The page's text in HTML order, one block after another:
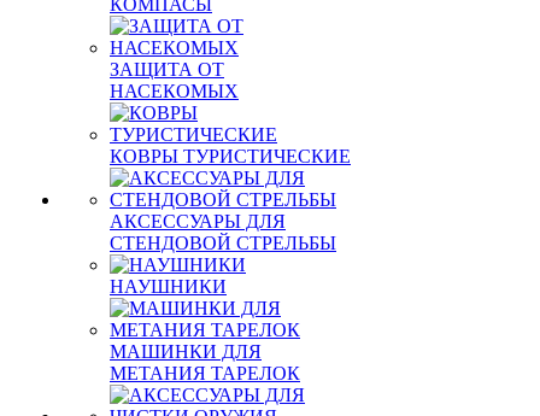
КОМПАСЫ
ЗАЩИТА ОТ
НАСЕКОМЫХ
КОВРЫ ТУРИСТИЧЕСКИЕ
АКСЕССУАРЫ ДЛЯ
СТЕНДОВОЙ СТРЕЛЬБЫ
НАУШНИКИ
МАШИНКИ ДЛЯ
МЕТАНИЯ ТАРЕЛОК